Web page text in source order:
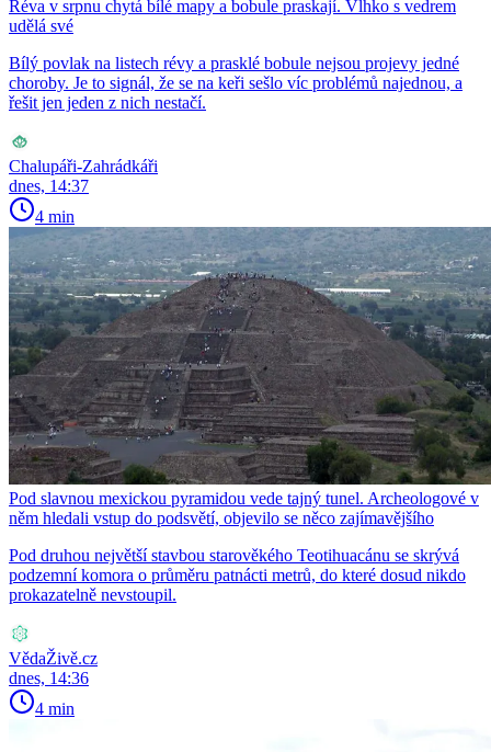
Réva v srpnu chytá bílé mapy a bobule praskají. Vlhko s vedrem
udělá své
Bílý povlak na listech révy a prasklé bobule nejsou projevy jedné
choroby. Je to signál, že se na keři sešlo víc problémů najednou, a
řešit jen jeden z nich nestačí.
Chalupáři-Zahrádkáři
dnes, 14:37
4 min
Pod slavnou mexickou pyramidou vede tajný tunel. Archeologové v
něm hledali vstup do podsvětí, objevilo se něco zajímavějšího
Pod druhou největší stavbou starověkého Teotihuacánu se skrývá
podzemní komora o průměru patnácti metrů, do které dosud nikdo
prokazatelně nevstoupil.
VědaŽivě.cz
dnes, 14:36
4 min